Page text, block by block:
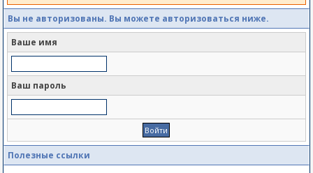
Вы не авторизованы. Вы можете авторизоваться ниже.
Ваше имя
Ваш пароль
Полезные ссылки